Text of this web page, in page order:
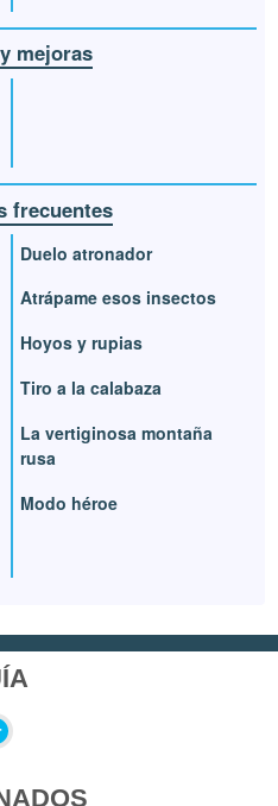
mejoras
frecuentes
Duelo atronador
Atrápame esos insectos
Hoyos y rupias
Tiro a la calabaza
La vertiginosa montaña
rusa
Modo héroe